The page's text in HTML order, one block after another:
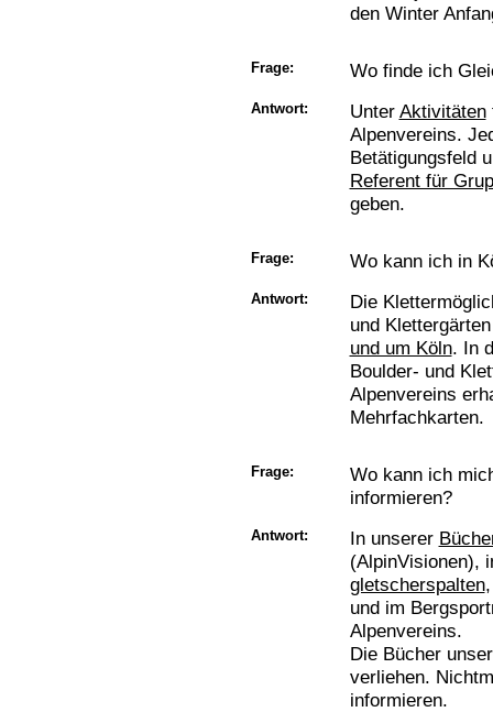
den Winter
Frage: Wo finde ich
Antwort: Unter Aktivitäten
Alpenvereins.
Betätigungsfeld
Referent für
geben.
Frage: Wo kann ich in
Antwort:
Die
und
und um Köln. In
Boulder- und
Alpenvereins
Mehrfachkarten.
Frage:
Wo kann ich
informieren?
Antwort: In unserer
(AlpinVisionen),
gletscherspalten
und im
Alpenvereins.
Die Bücher
verliehen.
informieren.